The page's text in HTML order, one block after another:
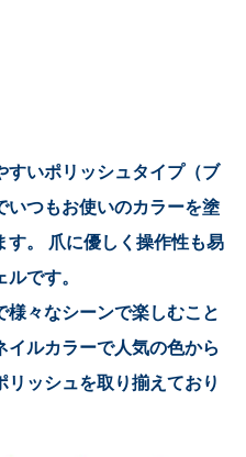
いポリッシュタイプ（ブ
いつもお使いのカラーを塗
。 爪に優しく操作性も易
です。
々なシーンで楽しむこと
ルカラーで人気の色から
ッシュを取り揃えており